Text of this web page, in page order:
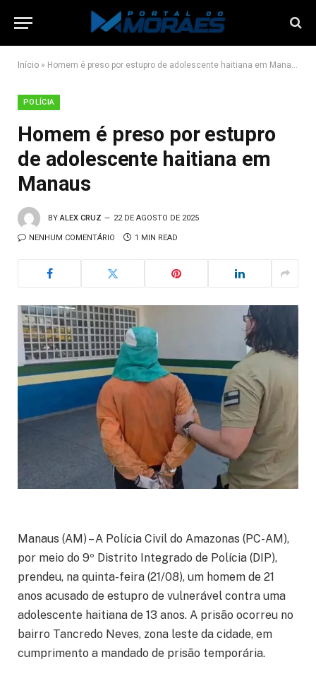
Início » Homem é preso por estupro de adolescente haitiana em Manaus
POLÍCIA
Homem é preso por estupro
de adolescente haitiana em
Manaus
BY ALEX CRUZ 22 DE AGOSTO DE 2025
NENHUM COMENTÁRIO 1 MIN READ
Manaus (AM) – A Polícia Civil do Amazonas (PC-AM),
por meio do 9º Distrito Integrado de Polícia (DIP),
prendeu, na quinta-feira (21/08), um homem de 21
anos acusado de estupro de vulnerável contra uma
adolescente haitiana de 13 anos. A prisão ocorreu no
bairro Tancredo Neves, zona leste da cidade, em
cumprimento a mandado de prisão temporária.